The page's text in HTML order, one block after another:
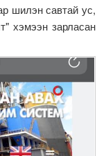
шилэн савтай ус,
хэмээн зарласан